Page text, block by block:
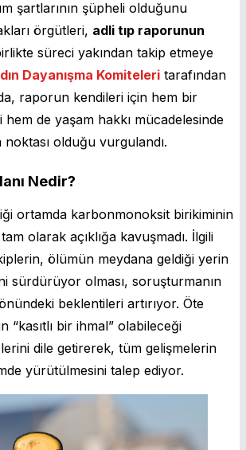
şartlarının şüpheli olduğunu
örgütleri, adli tıp raporunun
süreci yakından takip etmeye
Dayanışma Komiteleri tarafından
raporun kendileri için hem bir
hem de yaşam hakkı mücadelesinde
olduğu vurgulandı.
Nedir?
ortamda karbonmonoksit birikiminin
olarak açıklığa kavuşmadı. İlgili
ölümün meydana geldiği yerin
sürdürüyor olması, soruşturmanın
beklentileri artırıyor. Öte
“kasıtlı bir ihmal” olabileceği
dile getirerek, tüm gelişmelerin
yürütülmesini talep ediyor.